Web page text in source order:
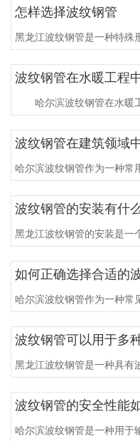
怎样选择波纹钢管
黑龙江波纹钢管是一种特殊
波纹钢管在水暖工程
哈尔滨波纹钢管在水暖工
波纹钢管在建筑领域
哈尔滨波纹钢管作为一种常
波纹钢管的安装有什
黑龙江波纹钢管的安装是一
如何正确选择合适的
哈尔滨波纹钢管作为一种常
波纹钢管可以用于多
黑龙江波纹钢管是一种具有
波纹钢管的安全性能
哈尔滨波纹钢管是一种用于